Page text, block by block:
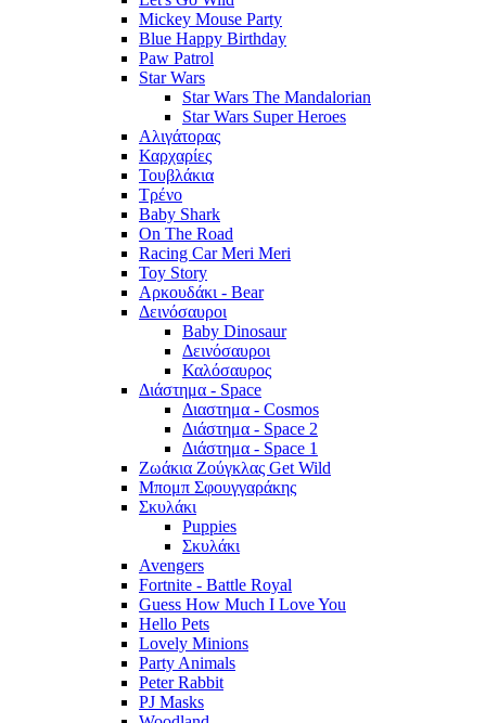
Mickey Mouse Party
Blue Happy Birthday
Paw Patrol
Star Wars
Star Wars The Mandalorian
Star Wars Super Heroes
Αλιγάτορας
Καρχαρίες
Τουβλάκια
Τρένο
Baby Shark
On The Road
Racing Car Meri Meri
Toy Story
Αρκουδάκι - Bear
Δεινόσαυροι
Baby Dinosaur
Δεινόσαυροι
Καλόσαυρος
Διάστημα - Space
Διαστημα - Cosmos
Διάστημα - Space 2
Διάστημα - Space 1
Ζωάκια Ζούγκλας Get Wild
Μπομπ Σφουγγαράκης
Σκυλάκι
Puppies
Σκυλάκι
Avengers
Fortnite - Battle Royal
Guess How Much I Love You
Hello Pets
Lovely Minions
Party Animals
Peter Rabbit
PJ Masks